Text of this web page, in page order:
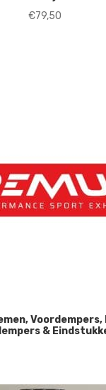
€79,50
&